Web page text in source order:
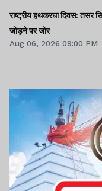
राष्ट्रीय हथकरघा दिवस: तसर
जोड़ने पर जोर
Aug 06, 2026 09:00 PM